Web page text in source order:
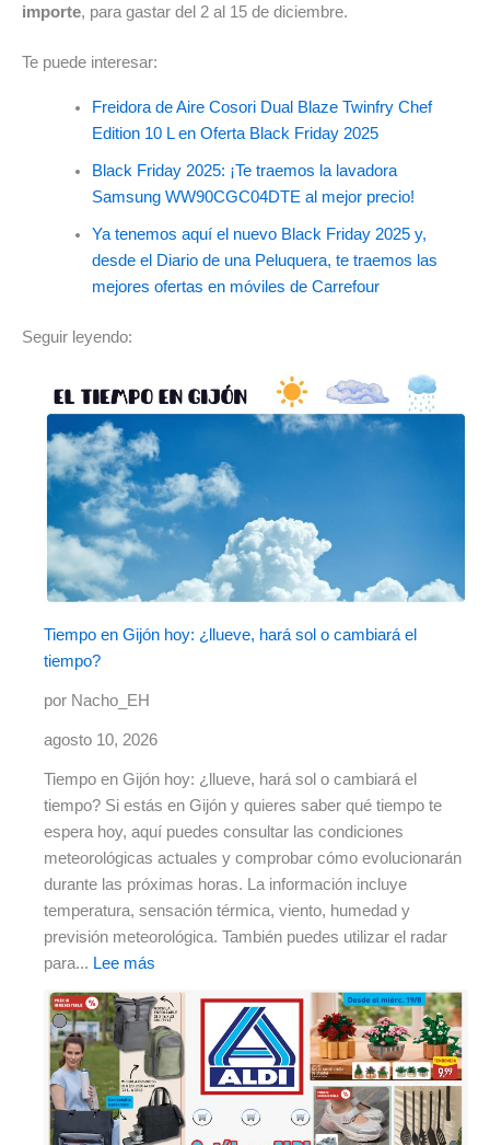
importe, para gastar del 2 al 15 de diciembre.
Te puede interesar:
Freidora de Aire Cosori Dual Blaze Twinfry Chef
Edition 10 L en Oferta Black Friday 2025
Black Friday 2025: ¡Te traemos la lavadora
Samsung WW90CGC04DTE al mejor precio!
Ya tenemos aquí el nuevo Black Friday 2025 y,
desde el Diario de una Peluquera, te traemos las
mejores ofertas en móviles de Carrefour
Seguir leyendo:
Tiempo en Gijón hoy: ¿llueve, hará sol o cambiará el
tiempo?
por Nacho_EH
agosto 10, 2026
Tiempo en Gijón hoy: ¿llueve, hará sol o cambiará el
tiempo? Si estás en Gijón y quieres saber qué tiempo te
espera hoy, aquí puedes consultar las condiciones
meteorológicas actuales y comprobar cómo evolucionarán
durante las próximas horas. La información incluye
temperatura, sensación térmica, viento, humedad y
previsión meteorológica. También puedes utilizar el radar
para... Lee más